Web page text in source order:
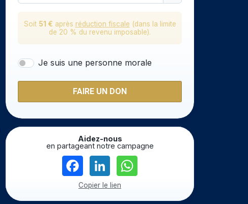
Soit 51 € après réduction fiscale (dans la limite
de 20 % du revenu imposable).
Je suis une personne morale
FAIRE UN DON
Aidez-nous
en partageant notre campagne
Copier le lien